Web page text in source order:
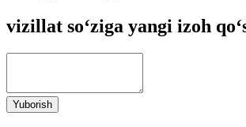
vizillat so‘ziga yangi izoh
Yuborish